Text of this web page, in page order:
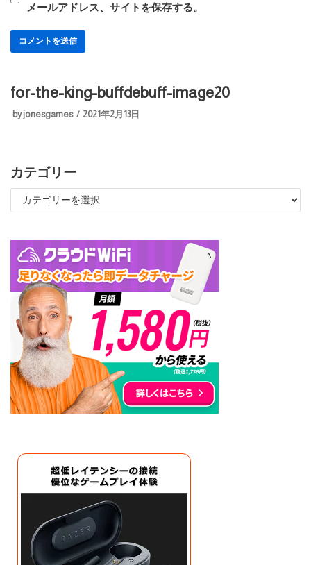
メールアドレス、サイトを保存する。
for-the-king-buffdebuff-image20
byjonesgames 2021年2月13日
カテゴリー